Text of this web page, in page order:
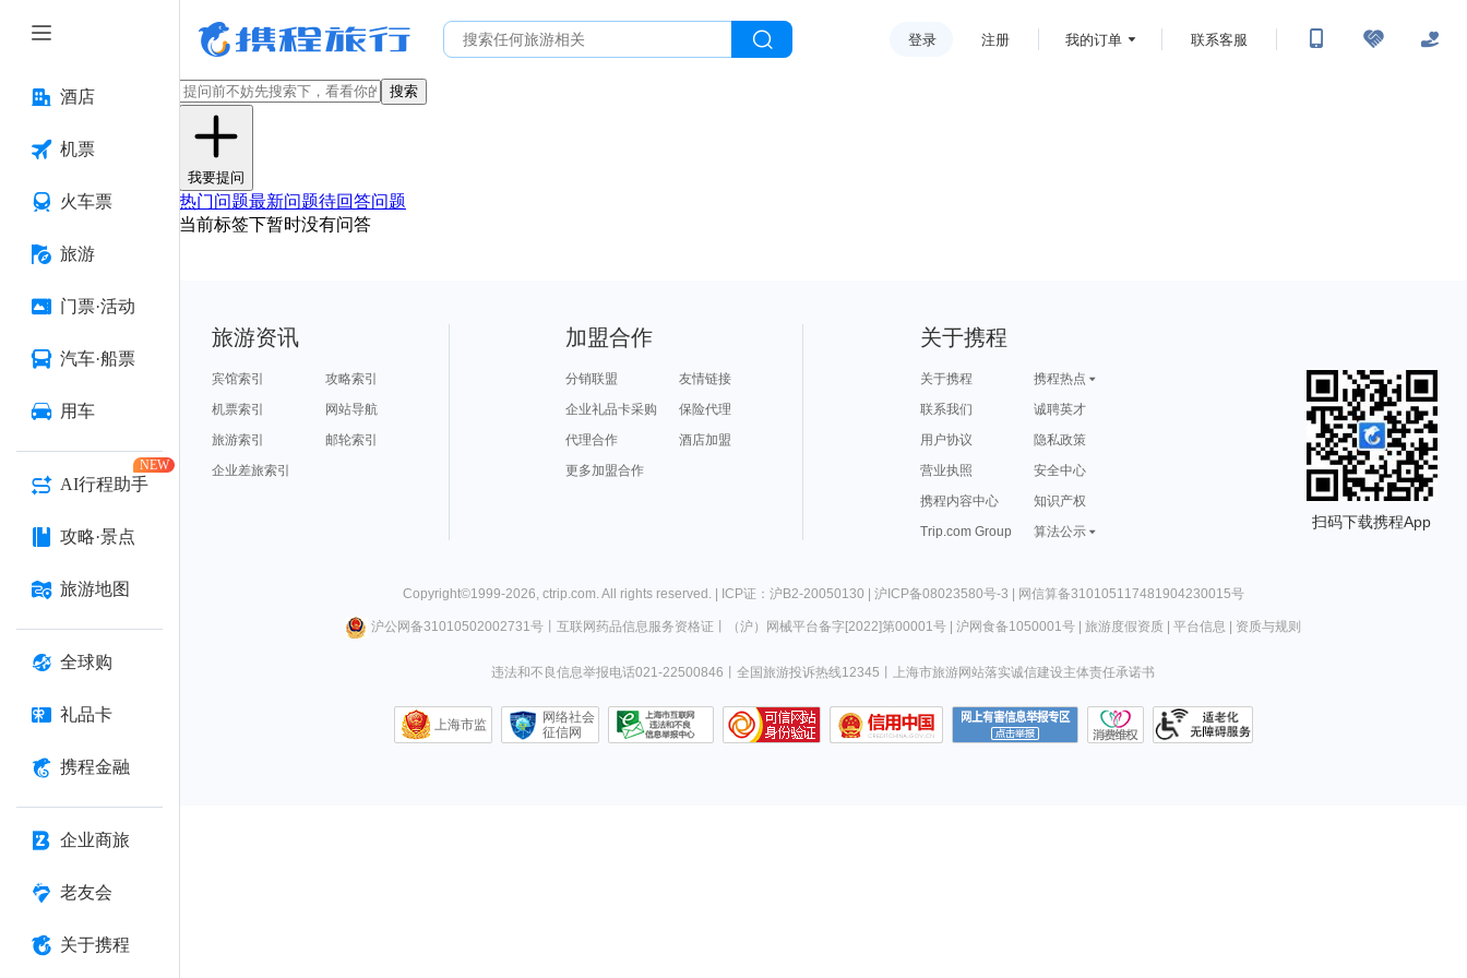
酒店
机票
火车票
旅游
门票·活动
汽车·船票
用车
AI行程助手
NEW
攻略·景点
旅游地图
全球购
礼品卡
携程金融
企业商旅
老友会
关于携程
登录 注册 我的订单 联系客服
搜索
我要提问
热门问题最新问题待回答问题
当前标签下暂时没有问答
旅游资讯
宾馆索引
攻略索引
机票索引
网站导航
旅游索引
邮轮索引
企业差旅索引
加盟合作
分销联盟
友情链接
企业礼品卡采购
保险代理
代理合作
酒店加盟
更多加盟合作
关于携程
关于携程
携程热点
联系我们
诚聘英才
用户协议
隐私政策
营业执照
安全中心
携程内容中心
知识产权
Trip.com Group
算法公示
扫码下载携程App
Copyright©1999-2026, ctrip.com. All rights reserved. | ICP证：沪B2-20050130 沪ICP备08023580号-3 网信算备310105117481904230015号
沪公网备31010502002731号丨 互联网药品信息服务资格证 （沪）网械平台备字[2022]第00001号| 沪网食备1050001号| 旅游度假资质| 平台信息 资质与规则
违法和不良信息举报电话021-22500846 全国旅游投诉热线12345 上海市旅游网站落实诚信建设主体责任承诺书
上海市监
网络社会
征信网